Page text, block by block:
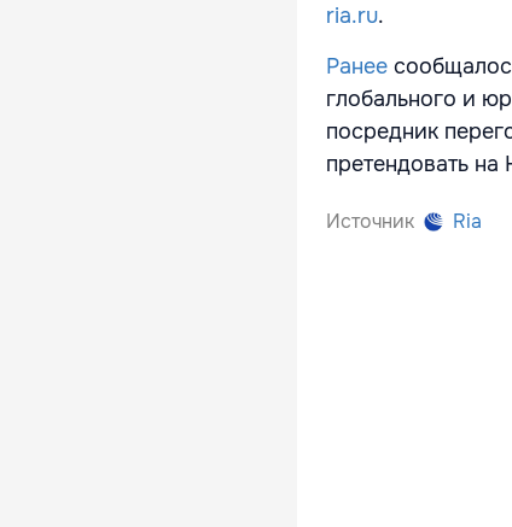
ria.ru.
Ранее
глобального и
посредник
претендовать
Источник Ria